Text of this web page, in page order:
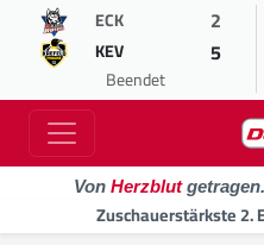
ECK 2
KEV 5
Beendet
Von Herzblut
Zuschauerstärkste 2.